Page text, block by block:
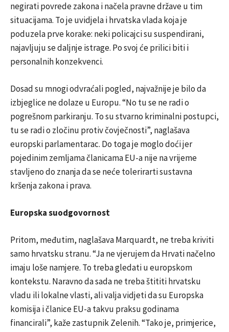
negirati povrede zakona i načela pravne države u tim
situacijama. To je uvidjela i hrvatska vlada koja je
poduzela prve korake: neki policajci su suspendirani,
najavljuju se daljnje istrage. Po svoj će prilici biti i
personalnih konzekvenci.
Dosad su mnogi odvraćali pogled, najvažnije je bilo da
izbjeglice ne dolaze u Europu. “No tu se ne radi o
pogrešnom parkiranju. To su stvarno kriminalni postupci,
tu se radi o zločinu protiv čovječnosti”, naglašava
europski parlamentarac. Do toga je moglo doći jer
pojedinim zemljama članicama EU-a nije na vrijeme
stavljeno do znanja da se neće tolerirarti sustavna
kršenja zakona i prava.
Europska suodgovornost
Pritom, međutim, naglašava Marquardt, ne treba kriviti
samo hrvatsku stranu. “Ja ne vjerujem da Hrvati načelno
imaju loše namjere. To treba gledati u europskom
kontekstu. Naravno da sada ne treba štititi hrvatsku
vladu ili lokalne vlasti, ali valja vidjeti da su Europska
komisija i članice EU-a takvu praksu godinama
financirali”, kaže zastupnik Zelenih. “Tako je, primjerice,